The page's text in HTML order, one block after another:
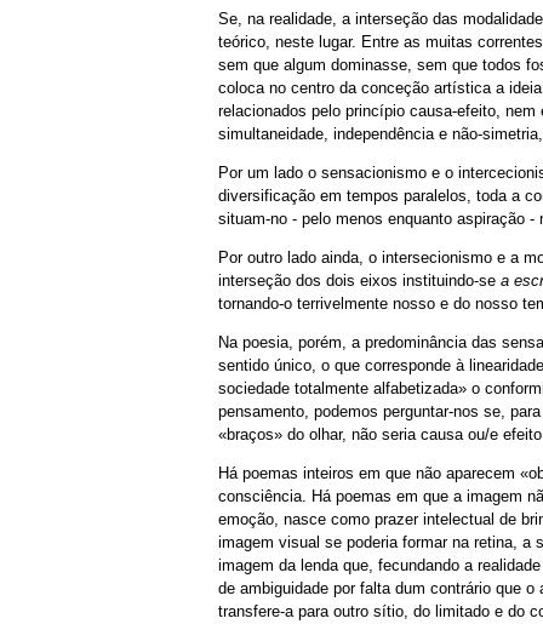
Se, na realidade, a interseção das
teórico, neste lugar. Entre as muitas
sem que algum dominasse, sem que todos
coloca no centro da conceção artística a
relacionados pelo princípio causa-efeito,
simultaneidade, independência e não-
Por um lado o sensacionismo e o
diversificação em tempos paralelos, toda a
situam-no - pelo menos enquanto aspiração
Por outro lado ainda, o intersecionismo e a
interseção dos dois eixos instituindo-se a
tornando-o terrivelmente nosso e do nosso
Na poesia, porém, a predominância das
sentido único, o que corresponde à
sociedade totalmente alfabetizada» o
pensamento, podemos perguntar-nos se,
«braços» do olhar, não seria causa ou/e
Há poemas inteiros em que não aparecem
consciência. Há poemas em que a imagem
emoção, nasce como prazer intelectual de
imagem visual se poderia formar na retina, a
imagem da lenda que, fecundando a
de ambiguidade por falta dum contrário que
transfere-a para outro sítio, do limitado e do